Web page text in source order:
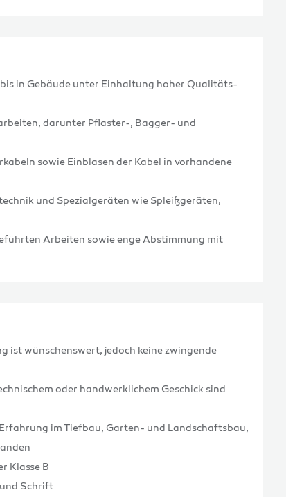
in Gebäude unter Einhaltung hoher Qualitäts-
darunter Pflaster-, Bagger- und
sowie Einblasen der Kabel in vorhandene
und Spezialgeräten wie Spleißgeräten,
Arbeiten sowie enge Abstimmung mit
ist wünschenswert, jedoch keine zwingende
oder handwerklichem Geschick sind
im Tiefbau, Garten- und Landschaftsbau,
Klasse B
Schrift